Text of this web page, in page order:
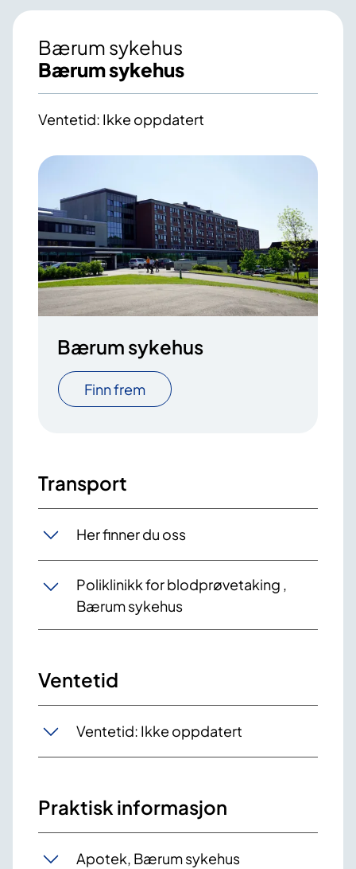
Bærum sykehus
Bærum sykehus
Ventetid: Ikke oppdatert
Bærum sykehus
Finn frem
Transport
Her finner du oss
Poliklinikk for blodprøvetaking ,
Bærum sykehus
Ventetid
Ventetid: Ikke oppdatert
Praktisk informasjon
Apotek, Bærum sykehus